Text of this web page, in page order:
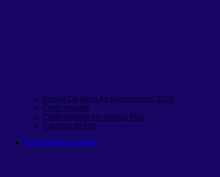
Ebook Da Meta Ao Investimento 2026
Onde investir
Onde investir em Renda Fixa
Carteira de FIIs
Planilhas financeiras